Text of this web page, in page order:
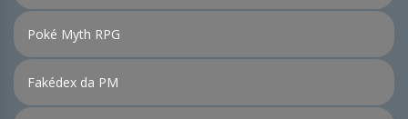
Poké Myth RPG
Fakédex da PM